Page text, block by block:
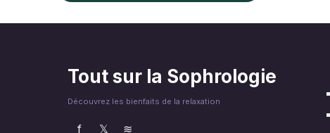
Tout sur la Sophrologie
Découvrez les bienfaits de la relaxation
f 𝕏 ≋